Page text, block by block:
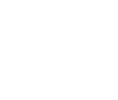
たんです
上でなんと
が多かっ
議員内閣制の
よね
最大の